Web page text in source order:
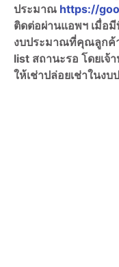
ประมาณ https://
ติดต่อผ่านแอพฯ เมื่อ
งบประมาณที่คุณลูกค้
list สถานะรอ โดยเจ้
ให้เช่าปล่อยเช่าในง